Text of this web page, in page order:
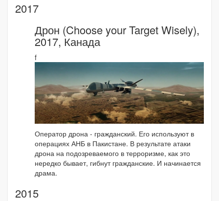
2017
Дрон (Choose your Target Wisely),
2017, Канада
f
Оператор дрона - гражданский. Его используют в
операциях АНБ в Пакистане. В результате атаки
дрона на подозреваемого в терроризме, как это
нередко бывает, гибнут гражданские. И начинается
драма.
2015